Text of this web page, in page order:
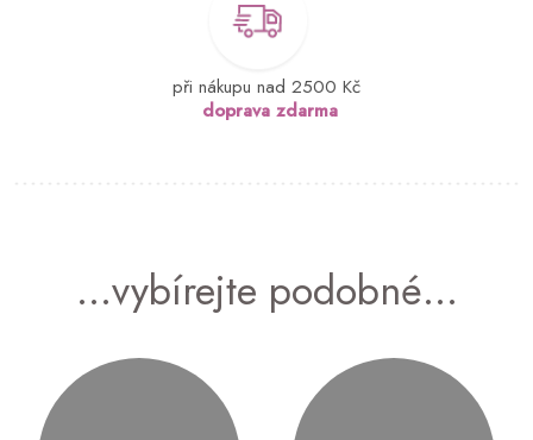
při nákupu nad 2500 Kč
doprava zdarma
...vybírejte podobné...